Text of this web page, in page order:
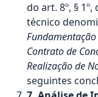
do art. 8º, §
técnico
Contrato de
Realização de
seguintes